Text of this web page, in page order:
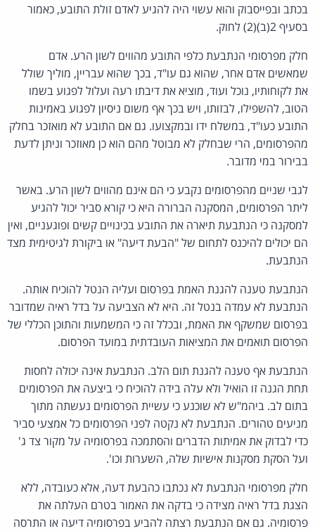
בכתב ובפייסבוק והוא עשוי היה להגיע לאדם זולת התובע, כאמור
בסעיף 2(ב)(2) לחוק.
חלק מפרסומי הנתבעת כלפי התובע מהווים לשון הרע. אדם
שמאשים אדם אחר, שהוא גם עו"ד, בכך שהוא עבריין, מוליך שולל
את לקוחותיו, נוכל ועוד, מוציא את דיבתו רעה ועלול לפגוע בשמו
הטוב, להשפילו, לבזותו, ויש בכך אף משום ניסיון לפגוע באמינות
התובע כעו"ד, במשלח ידו ובמקצועו. גם אם התובע לא מואזכר בחלק
מהפרסומים, הרי שבחלק לא מבוטל מהם הוא כן מאוזכר וניתן לדעת
בבירור במי מדובר.
לגבי שניים מהפרסומים נקבע כי הם אינם מהווים לשון הרע. באשר
ליתר הפרסומים, המסקנה הברורה היא כי קורא סביר יכול להגיע
למסקנה כי הנתבעת תיארה את התובע בכינויים קשים ופוגעניים, ואין
הם יכולים להיכנס לתחום של "הבעת דיעה" או ביקורת לגיטימית מצד
הנתבעת.
הנתבעת טענה להגנת האמת בפרסום ועליה הנטל להוכיח אותה.
הנתבעת לא עמדה בנטל זה. היא לא הצביעה על בדל ראיה שמדובר
בפרסום שמשקף את האמת, ובכלל זה כי המשמעות והתוכן הכללי של
הפרסום תואמים את המציאות העובדתית במועד הפרסום.
הנתבעת אף טענה להגנת תום הלב. הנתבעת אינה יכולה לחסות
תחת הגנה זו הואיל ולא עלה בידה להוכיח כי ביצעה את הפרסומים
בתום לב. ביהמ"ש לא שוכנע כי עשיית הפרסומים נעשתה מתוך
מניעים טהורים. הנתבעת לא נקטה לפני הפרסומים כל אמצעי סביר
כדי לבדוק את אמיתות הדברים והסתמכה בפרסומיה על מקור צד ג'
ועל הסקת מסקנות אישיות שלה, השערות וכו'.
חלק מפרסומי הנתבעת לא נכתבו כהבעת דעה, אלא כעובדה, ללא
הצגת בדל ראיה מצידה כי בדקה את האמור בטרם העלתה את
פרסומיה. גם אם הנתבעת רצתה להביע בפרסומיה דיעה או התרסה